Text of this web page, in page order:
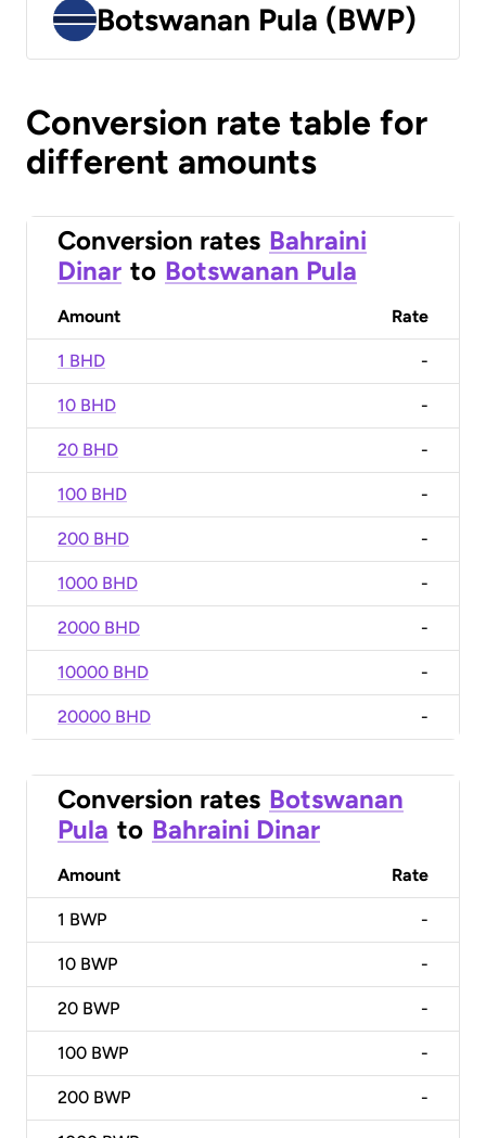
Botswanan Pula (BWP)
Conversion rate table for
different amounts
Conversion rates Bahraini
Dinar to Botswanan Pula
Amount Rate
1 BHD -
10 BHD -
20 BHD -
100 BHD -
200 BHD -
1000 BHD -
2000 BHD -
10000 BHD -
20000 BHD -
Conversion rates Botswanan
Pula to Bahraini Dinar
Amount Rate
1 BWP -
10 BWP -
20 BWP -
100 BWP -
200 BWP -